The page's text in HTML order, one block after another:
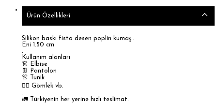
Ürün Özellikleri
Silikon baskı fisto desen poplin kumaş..
Eni 1.50 cm
.
Kullanım alanları
👗 Elbise
👖 Pantolon
👚 Tunik
🚶‍♀️ Gömlek vb.
.
🚛 Türkiyenin her yerine hızlı teslimat.